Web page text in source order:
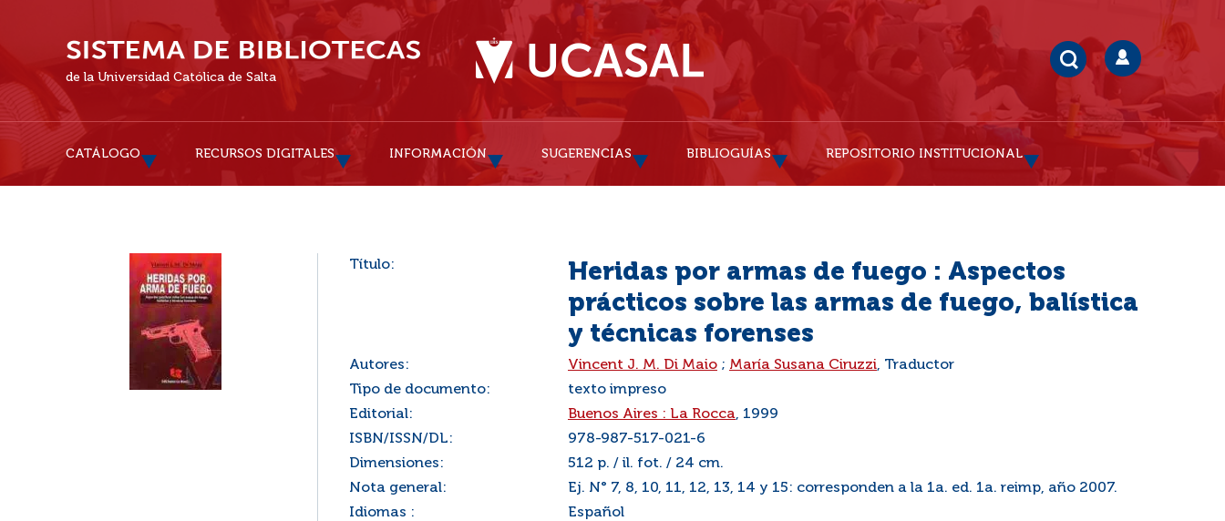
de la Universidad Católica de Salta
CATÁLOGO RECURSOS DIGITALES INFORMACIÓN SUGERENCIAS BIBLIOGUÍAS REPOSITORIO INSTITUCIONAL
Título:
Heridas por armas de fuego : Aspectos
prácticos sobre las armas de fuego, balística
y técnicas forenses
Autores: Vincent J. M. Di Maio ; María Susana Ciruzzi, Traductor
Tipo de documento:
texto impreso
Editorial:
Buenos Aires : La Rocca, 1999
ISBN/ISSN/DL:
978-987-517-021-6
Dimensiones:
512 p. / il. fot. / 24 cm.
Nota general:
Ej. N° 7, 8, 10, 11, 12, 13, 14 y 15: corresponden a la 1a. ed. 1a. reimp, año 2007.
Idiomas :
Español